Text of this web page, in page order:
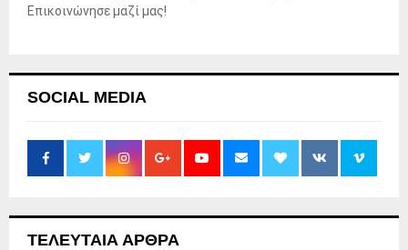
Επικοινώνησε μαζί μας!
SOCIAL MEDIA
ΤΕΛΕΥΤΑΙΑ ΑΡΘΡΑ